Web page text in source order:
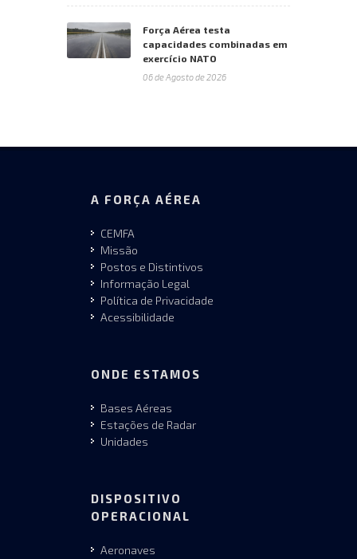
Força Aérea testa
capacidades combinadas em
exercício NATO
06 de Agosto de 2026
A FORÇA AÉREA
CEMFA
Missão
Postos e Distintivos
Informação Legal
Política de Privacidade
Acessibilidade
ONDE ESTAMOS
Bases Aéreas
Estações de Radar
Unidades
DISPOSITIVO
OPERACIONAL
Aeronaves